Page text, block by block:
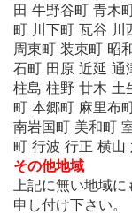
田 牛野谷町 青木
町 川下町 瓦谷 川
周東町 装束町 昭
石町 田原 近延 通
柱島 柱野 廿木 土
町 本郷町 麻里布
南岩国町 美和町
町 行波 行正 横山
その他地域
上記に無い地域に
申し付け下さい。